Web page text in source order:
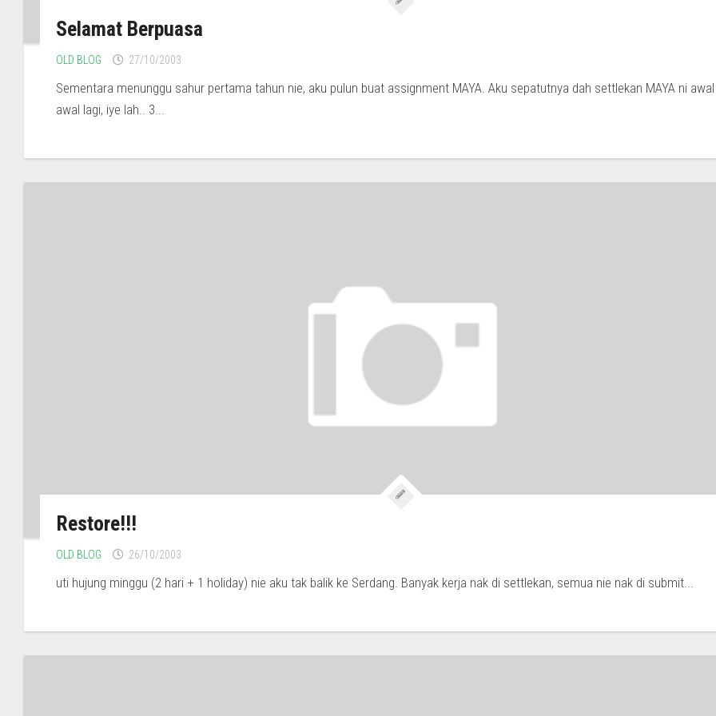
Selamat Berpuasa
OLD BLOG 27/10/2003
Sementara menunggu sahur pertama tahun nie, aku pulun buat assignment MAYA. Aku sepatutnya dah settlekan MAYA ni
awal lagi, iye lah.. 3...
Restore!!!
OLD BLOG 26/10/2003
uti hujung minggu (2 hari + 1 holiday) nie aku tak balik ke Serdang. Banyak kerja nak di settlekan, semua nie nak di submit...